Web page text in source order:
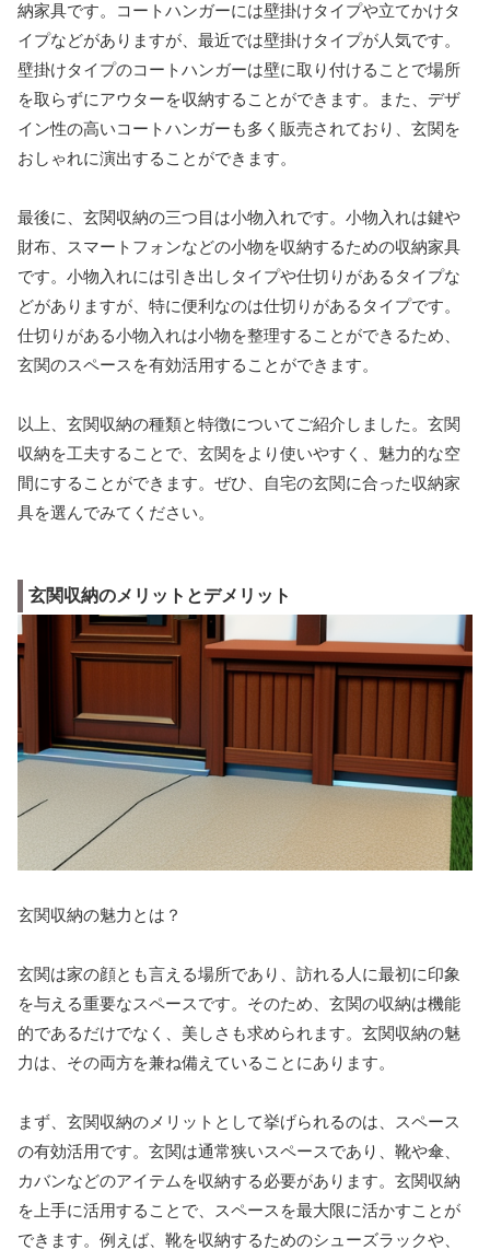
納家具です。コートハンガーには壁掛けタイプや立てかけタ
イプなどがありますが、最近では壁掛けタイプが人気です。
壁掛けタイプのコートハンガーは壁に取り付けることで場所
を取らずにアウターを収納することができます。また、デザ
イン性の高いコートハンガーも多く販売されており、玄関を
おしゃれに演出することができます。
最後に、玄関収納の三つ目は小物入れです。小物入れは鍵や
財布、スマートフォンなどの小物を収納するための収納家具
です。小物入れには引き出しタイプや仕切りがあるタイプな
どがありますが、特に便利なのは仕切りがあるタイプです。
仕切りがある小物入れは小物を整理することができるため、
玄関のスペースを有効活用することができます。
以上、玄関収納の種類と特徴についてご紹介しました。玄関
収納を工夫することで、玄関をより使いやすく、魅力的な空
間にすることができます。ぜひ、自宅の玄関に合った収納家
具を選んでみてください。
玄関収納のメリットとデメリット
玄関収納の魅力とは？
玄関は家の顔とも言える場所であり、訪れる人に最初に印象
を与える重要なスペースです。そのため、玄関の収納は機能
的であるだけでなく、美しさも求められます。玄関収納の魅
力は、その両方を兼ね備えていることにあります。
まず、玄関収納のメリットとして挙げられるのは、スペース
の有効活用です。玄関は通常狭いスペースであり、靴や傘、
カバンなどのアイテムを収納する必要があります。玄関収納
を上手に活用することで、スペースを最大限に活かすことが
できます。例えば、靴を収納するためのシューズラックや、